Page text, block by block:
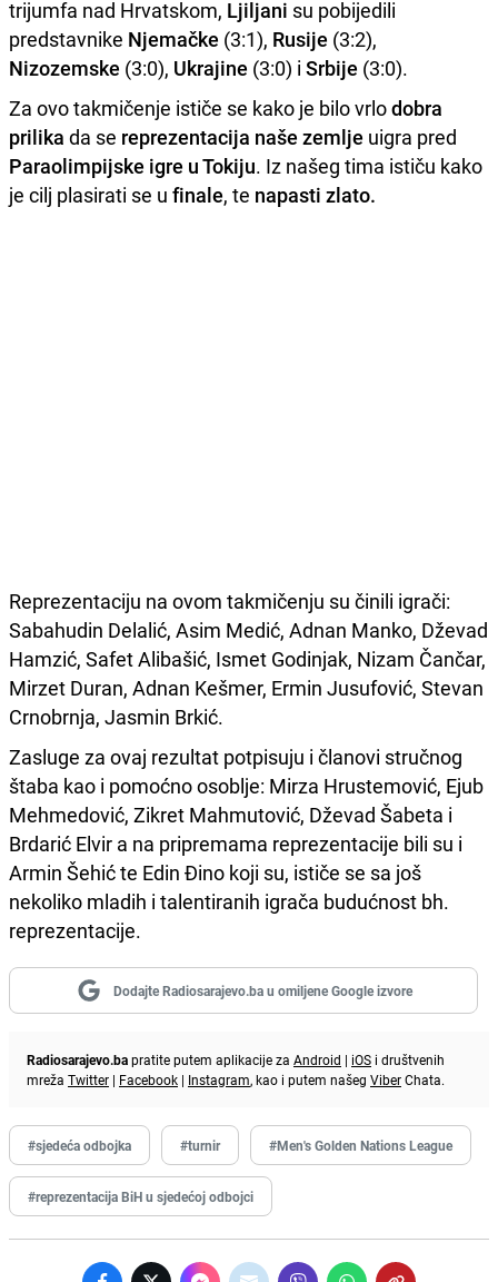
trijumfa nad Hrvatskom, Ljiljani su pobijedili
predstavnike Njemačke (3:1), Rusije (3:2),
Nizozemske (3:0), Ukrajine (3:0) i Srbije (3:0).
Za ovo takmičenje ističe se kako je bilo vrlodobra
prilika da se reprezentacija naše zemlje uigra pred
Paraolimpijske igre u Tokiju. Iz našeg tima ističu kako
je cilj plasirati se u finale, te napasti zlato.
Reprezentaciju na ovom takmičenju su činili igrači:
Sabahudin Delalić, Asim Medić, Adnan Manko, Dževad
Hamzić, Safet Alibašić, Ismet Godinjak, Nizam Čančar,
Mirzet Duran, Adnan Kešmer, Ermin Jusufović, Stevan
Crnobrnja, Jasmin Brkić.
Zasluge za ovaj rezultat potpisuju i članovi stručnog
štaba kao i pomoćno osoblje: Mirza Hrustemović, Ejub
Mehmedović, Zikret Mahmutović, Dževad Šabeta i
Brdarić Elvir a na pripremama reprezentacije bili su i
Armin Šehić te Edin Đino koji su, ističe se sa još
nekoliko mladih i talentiranih igrača budućnost bh.
reprezentacije.
Dodajte Radiosarajevo.ba u omiljene Google izvore
Radiosarajevo.bapratite putem aplikacije za Android | iOS i društvenih
mreža Twitter | Facebook | Instagram, kao i putem našeg ViberChata.
#sjedeća odbojka #turnir #Men's Golden Nations League
#reprezentacija BiH u sjedećoj odbojci